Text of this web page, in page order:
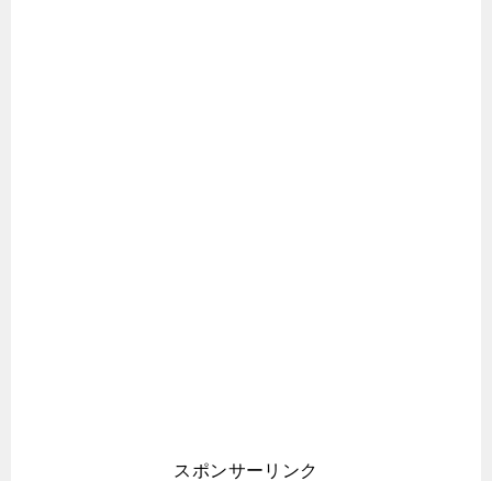
スポンサーリンク